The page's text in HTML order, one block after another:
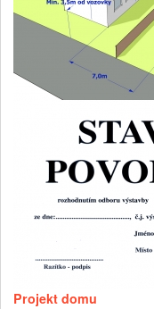
Projekt domu